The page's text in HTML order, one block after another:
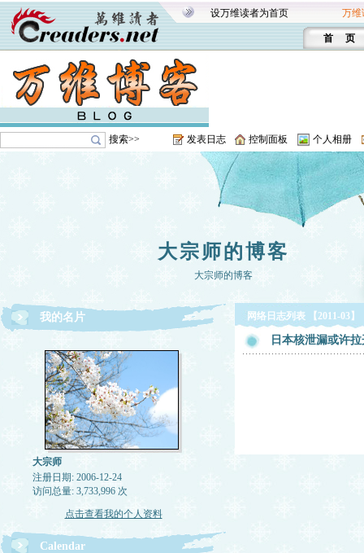
设万维读者为首页 万维
首 页
搜索>> 发表日志 控制面板 个人相册
大宗师的博客
大宗师的博客
我的名片
大宗师
注册日期: 2006-12-24
访问总量: 3,733,996 次
点击查看我的个人资料
Calendar
网络日志列表 【2011-03】
日本核泄漏或许